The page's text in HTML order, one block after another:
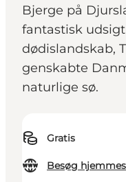
Bjerge på
fantastisk
dødislandskab,
genskabte
naturlige sø.
Gratis
Besøg